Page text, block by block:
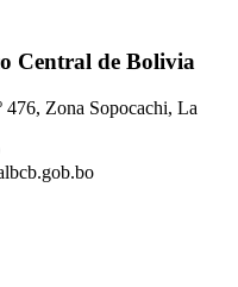
Central de Bolivia
476, Zona Sopocachi, La